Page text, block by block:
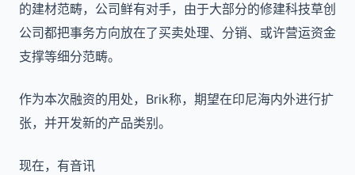
的建材范畴，公司鲜有对手，由于大部分的修建科技草创
公司都把事务方向放在了买卖处理、分销、或许营运资金
支撑等细分范畴。
作为本次融资的用处，Brik称，期望在印尼海内外进行扩
张，并开发新的产品类别。
现在，有音讯